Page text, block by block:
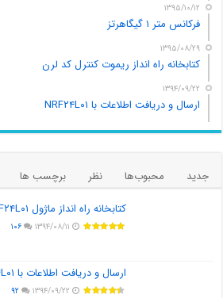
۱۳۹۵/۱۰/۱۲
فرکانس متر ۱ گیگاهرتز
۱۳۹۵/۰۸/۲۹
کتابخانه راه انداز ریموت کنترل کد لرن
۱۳۹۴/۰۹/۲۲
ارسال و دریافت اطلاعات با NRF۲۴L۰۱
جدید محبوب‌ها نظر
برچسب ها
کتابخانه راه انداز ماژول NRF۲۴L۰۱
۱۳۹۴/۰۸/۱۱ ۱۰۶
ارسال و دریافت اطلاعات با NRF۲۴L۰۱
۱۳۹۴/۰۹/۲۲ ۹۲